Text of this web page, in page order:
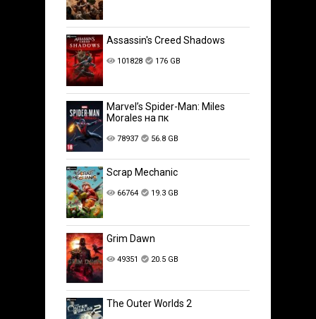
Assassin's Creed Shadows
101828 176 GB
Marvel’s Spider-Man: Miles
Morales на пк
78937 56.8 GB
Scrap Mechanic
66764 19.3 GB
Grim Dawn
49351 20.5 GB
The Outer Worlds 2